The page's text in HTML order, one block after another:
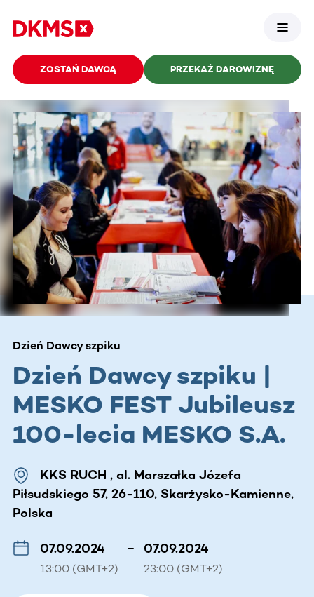
ZOSTAŃ DAWCĄ PRZEKAŻ DAROWIZNĘ
Dzień Dawcy szpiku
Dzień Dawcy szpiku |
MESKO FEST Jubileusz
100-lecia MESKO S.A.
KKS RUCH , al. Marszałka Józefa
Piłsudskiego 57, 26-110, Skarżysko-Kamienne,
Polska
07.09.2024
13:00 (GMT+2)
– 07.09.2024
23:00 (GMT+2)